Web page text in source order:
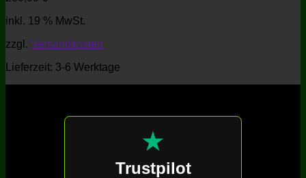
inkl. 19 % MwSt.
zzgl. Versandkosten
Lieferzeit: 3-6 Werktage
★
Trustpilot